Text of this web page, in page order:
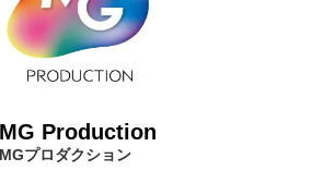
MG Production
MGプロダクション